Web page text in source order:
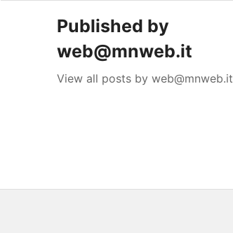
Published by
web@mnweb.it
View all posts by web@mnweb.it